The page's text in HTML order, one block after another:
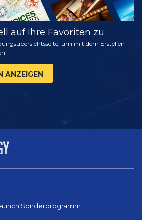
auf Ihre Favoriten zu
um mit dem Erstellen
ANZEIGEN
Sonderprogramm